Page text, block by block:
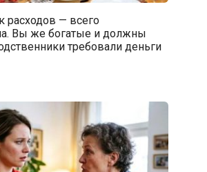
расходов — всего
Вы же богатые и должны
требовали деньги